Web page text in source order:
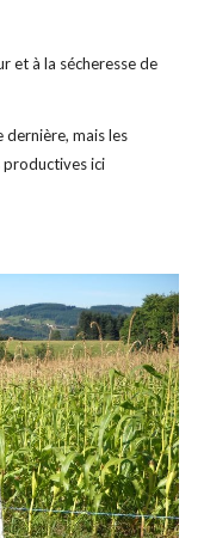
et à la sécheresse de
dernière, mais les
ici